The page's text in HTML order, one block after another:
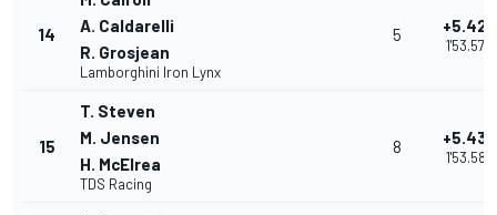
14
A. Caldarelli
R. Grosjean
Lamborghini Iron Lynx
5 +5.422
1'53.574
15
T. Steven
M. Jensen
H. McElrea
TDS Racing
8 +5.430
1'53.582